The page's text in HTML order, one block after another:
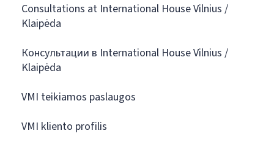
Consultations at International House Vilnius /
Klaipėda
Консультации в International House Vilnius /
Klaipėda
VMI teikiamos paslaugos
VMI kliento profilis